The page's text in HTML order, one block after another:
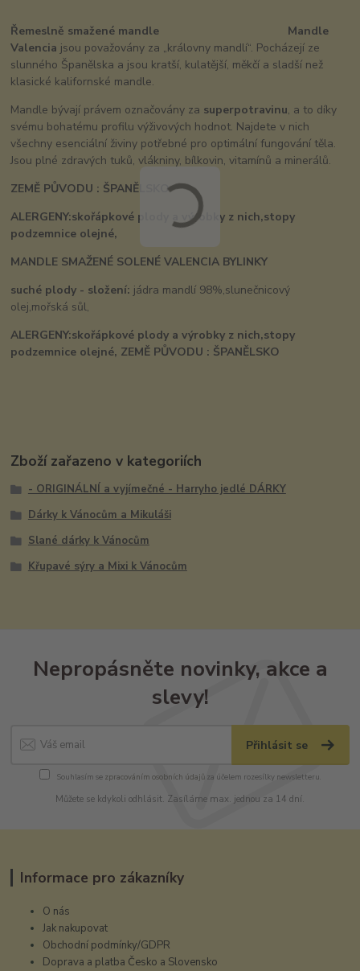
Řemeslně smažené mandle Mandle
Valencia jsou považovány za „královny mandlí“. Pocházejí ze
slunného Španělska a jsou kratší, kulatější, měkčí a sladší než
klasické kalifornské mandle.
Mandle bývají právem označovány za superpotravinu, a to díky
svému bohatému profilu výživových hodnot. Najdete v nich
všechny esenciální živiny potřebné pro optimální fungování těla.
Jsou plné zdravých tuků, vlákniny, bílkovin, vitamínů a minerálů.
ZEMĚ PŮVODU : ŠPANĚLSKO
ALERGENY:skořápkové plody a výrobky z nich,stopy
podzemnice olejné,
MANDLE SMAŽENÉ SOLENÉ VALENCIA BYLINKY
suché plody - složení: jádra mandlí 98%,slunečnicový
olej,mořská sůl,
ALERGENY:skořápkové plody a výrobky z nich,stopy
podzemnice olejné, ZEMĚ PŮVODU : ŠPANĚLSKO
Zboží zařazeno v kategoriích
- ORIGINÁLNÍ a vyjímečné - Harryho jedlé DÁRKY
Dárky k Vánocům a Mikuláši
Slané dárky k Vánocům
Křupavé sýry a Mixi k Vánocům
Nepropásněte novinky, akce a
slevy!
Přihlásit se
Souhlasím se zpracováním osobních údajůza účelem rozesílky newsletteru.
Můžete se kdykoli odhlásit. Zasíláme max. jednou za 14 dní.
Informace pro zákazníky
O nás
Jak nakupovat
Obchodní podmínky/GDPR
Doprava a platba Česko a Slovensko